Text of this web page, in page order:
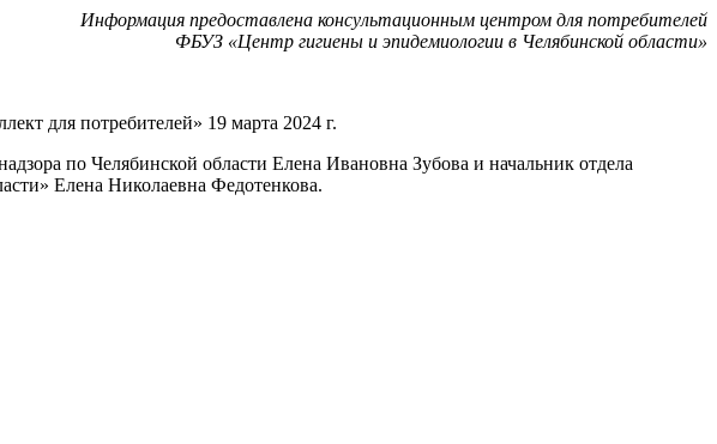
Информация предоставлена консультационным центром для потребителей
ФБУЗ «Центр гигиены и эпидемиологии в Челябинской области»
для потребителей» 19 марта 2024 г.
по Челябинской области Елена Ивановна Зубова и начальник отдела
Елена Николаевна Федотенкова.